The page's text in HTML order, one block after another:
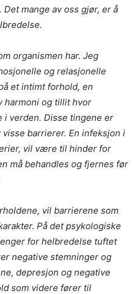
mange av oss gjør, er å
organismen har. Jeg
og relasjonelle
et intimt forhold, en
harmoni og tillit hvor
i verden. Disse tingene er
barrierer. En infeksjon i
vil være til hinder for
må behandles og fjernes før
vil barrierene som
På det psykologiske
for helbredelse tuftet
negative stemninger og
depresjon og negative
som videre fører til